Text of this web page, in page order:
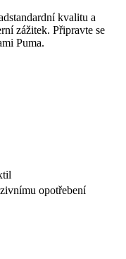
kvalitu a
zážitek. Připravte se
Puma.
opotřebení